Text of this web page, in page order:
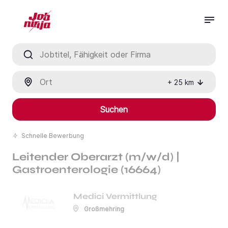
+ 25 km
Suchen
Schnelle Bewerbung
Leitender Oberarzt (m/w/d) |
Gastroenterologie (16664)
Medici Vermittlung
Großmehring